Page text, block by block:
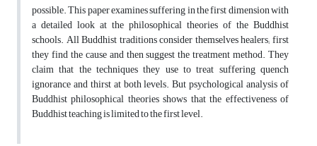
possible. This paper examines suffering in the first dimension with
a detailed look at the philosophical theories of the Buddhist
schools. All Buddhist traditions consider themselves healers; first
they find the cause and then suggest the treatment method. They
claim that the techniques they use to treat suffering quench
ignorance and thirst at both levels. But psychological analysis of
Buddhist philosophical theories shows that the effectiveness of
Buddhist teaching is limited to the first level.